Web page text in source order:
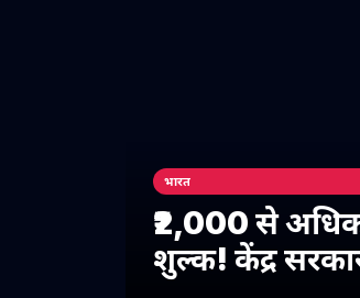
भारत
₹2,000 से
शुल्क! केंद्र